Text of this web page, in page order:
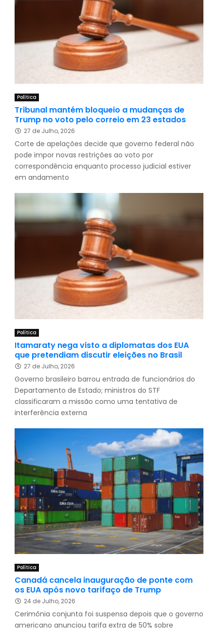
Política
Tribunal mantém bloqueio a mudanças de
Trump no voto pelo correio em 23 estados
27 de Julho, 2026
Corte de apelações decide que governo federal não
pode impor novas restrições ao voto por
correspondência enquanto processo judicial estiver
em andamento
Política
Itamaraty nega visto a diplomatas dos EUA
que pretendiam discutir eleições no Brasil
27 de Julho, 2026
Governo brasileiro barrou entrada de funcionários do
Departamento de Estado; ministros do STF
classificaram a missão como uma tentativa de
interferência externa
Política
Canadá cancela inauguração de ponte com
os EUA após novo tarifaço de Trump
24 de Julho, 2026
Cerimônia conjunta foi suspensa depois que o governo
americano anunciou tarifa extra de 50% sobre